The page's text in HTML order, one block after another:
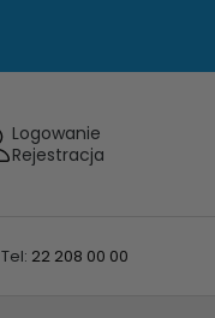
Logowanie
Rejestracja
Tel: 22 208 00 00